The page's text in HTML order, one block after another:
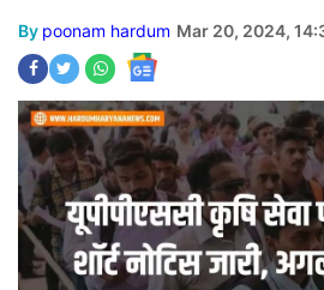
By poonam hardum Mar 20, 2024,